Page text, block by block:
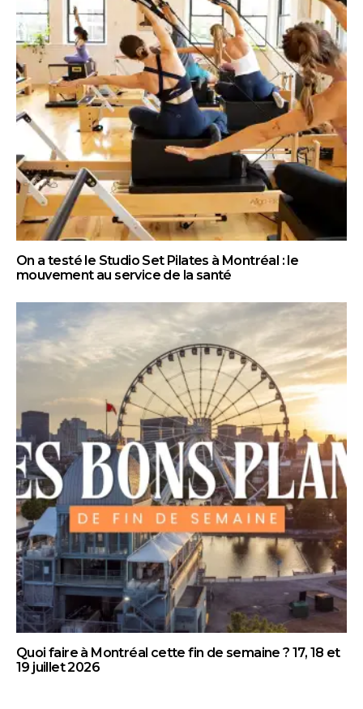
On a testé le Studio Set Pilates à Montréal : le
mouvement au service de la santé
Quoi faire à Montréal cette fin de semaine ? 17, 18 et
19 juillet 2026